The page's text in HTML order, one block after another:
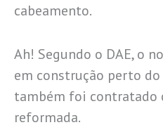
cabeamento.
Ah! Segundo o DAE, o
em construção perto
também foi contratado
reformada.